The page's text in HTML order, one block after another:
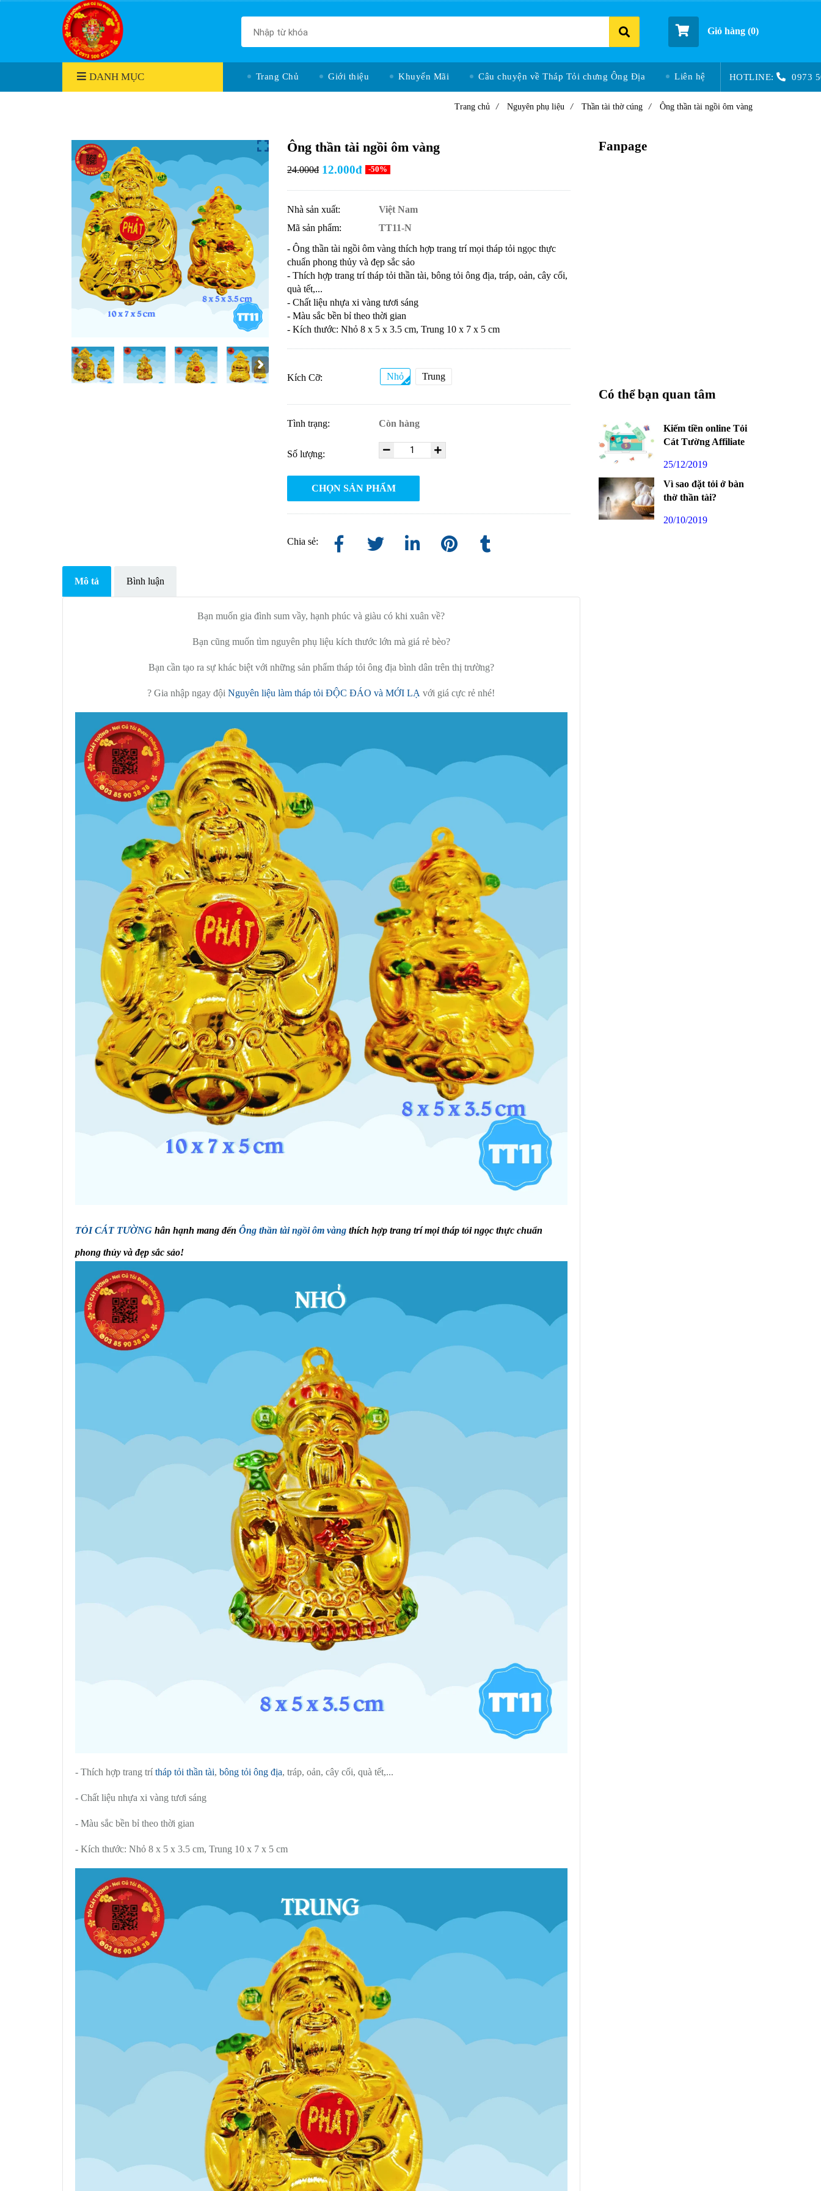
Giỏ hàng (0)
DANH MỤC Trang Chủ Giới thiệu Khuyến Mãi Câu chuyện về Tháp Tỏi chưng Ông Địa Liên hệ HOTLINE: 0973
Trang chủ / Nguyên phụ liệu / Thần tài thờ cúng / Ông thần tài ngồi ôm vàng
Ông thần tài ngồi ôm vàng
24.000đ 12.000đ -50%
Nhà sản xuất:
Việt Nam
Mã sản phẩm:
TT11-N
- Ông thần tài ngồi ôm vàng thích hợp trang trí mọi tháp tỏi ngọc thực
chuẩn phong thủy và đẹp sắc sảo
- Thích hợp trang trí tháp tỏi thần tài, bông tỏi ông địa, tráp, oản, cây cối,
quà tết,...
- Chất liệu nhựa xi vàng tươi sáng
- Màu sắc bền bỉ theo thời gian
- Kích thước: Nhỏ 8 x 5 x 3.5 cm, Trung 10 x 7 x 5 cm
Kích Cỡ: Nhỏ Trung
Tình trạng: Còn hàng
Số lượng:
CHỌN SẢN PHẨM
Chia sẻ:
Mô tả Bình luận
Bạn muốn gia đình sum vầy, hạnh phúc và giàu có khi xuân về?
Bạn cũng muốn tìm nguyên phụ liệu kích thước lớn mà giá rẻ bèo?
Bạn cần tạo ra sự khác biệt với những sản phẩm tháp tỏi ông địa bình dân trên thị trường?
? Gia nhập ngay độiNguyên liệu làm tháp tỏi ĐỘC ĐÁO và MỚI LẠ với giá cực rẻ nhé!
TỎI CÁT TƯỜNG hân hạnh mang đến Ông thần tài ngồi ôm vàng thích hợp trang trí mọi tháp tỏi ngọc thực chuẩn
phong thủy và đẹp sắc sảo!
- Thích hợp trang trí tháp tỏi thần tài, bông tỏi ông địa, tráp, oản, cây cối, quà tết,...
- Chất liệu nhựa xi vàng tươi sáng
- Màu sắc bền bỉ theo thời gian
- Kích thước: Nhỏ 8 x 5 x 3.5 cm, Trung 10 x 7 x 5 cm
Fanpage
Có thể bạn quan tâm
Kiếm tiền online Tỏi
Cát Tường Affiliate
25/12/2019
Vì sao đặt tỏi ở bàn
thờ thần tài?
20/10/2019